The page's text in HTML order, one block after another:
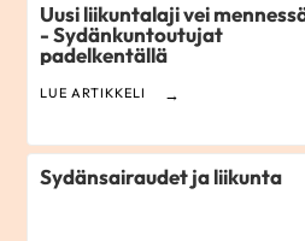
Uusi liikuntalaji vei
- Sydänkuntoutujat
padelkentällä
LUE ARTIKKELI
Sydänsairaudet ja liikunta